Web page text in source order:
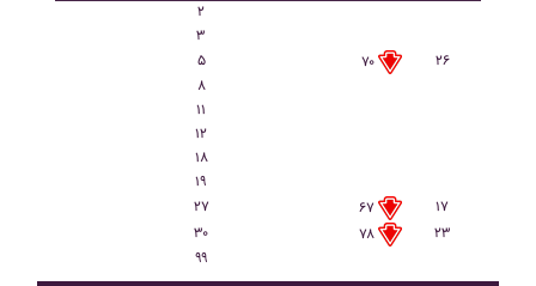
۲
۳
۵
۷۰
۲۶
۸
۱۱
۱۲
۱۸
۱۹
۲۷
۶۷
۱۷
۳۰
۷۸
۲۳
۹۹